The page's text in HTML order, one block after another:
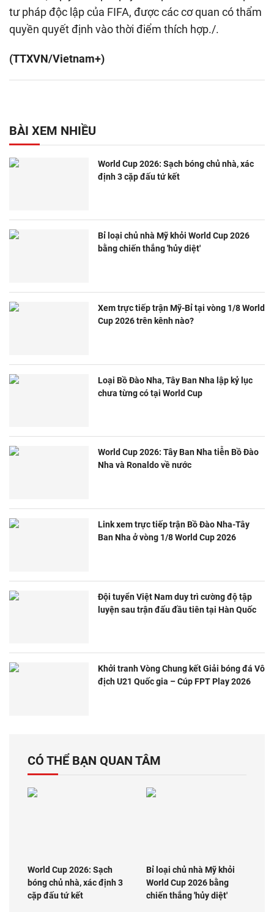
tư pháp độc lập của FIFA, được các cơ quan có thẩm
quyền quyết định vào thời điểm thích hợp./.
(TTXVN/Vietnam+)
BÀI XEM NHIỀU
World Cup 2026: Sạch bóng chủ nhà, xác
định 3 cặp đấu tứ kết
Bỉ loại chủ nhà Mỹ khỏi World Cup 2026
bằng chiến thắng 'hủy diệt'
Xem trực tiếp trận Mỹ-Bỉ tại vòng 1/8 World
Cup 2026 trên kênh nào?
Loại Bồ Đào Nha, Tây Ban Nha lập kỷ lục
chưa từng có tại World Cup
World Cup 2026: Tây Ban Nha tiễn Bồ Đào
Nha và Ronaldo về nước
Link xem trực tiếp trận Bồ Đào Nha-Tây
Ban Nha ở vòng 1/8 World Cup 2026
Đội tuyển Việt Nam duy trì cường độ tập
luyện sau trận đấu đầu tiên tại Hàn Quốc
Khởi tranh Vòng Chung kết Giải bóng đá Vô
địch U21 Quốc gia – Cúp FPT Play 2026
CÓ THỂ BẠN QUAN TÂM
World Cup 2026: Sạch
bóng chủ nhà, xác định 3
cặp đấu tứ kết
Bỉ loại chủ nhà Mỹ khỏi
World Cup 2026 bằng
chiến thắng 'hủy diệt'